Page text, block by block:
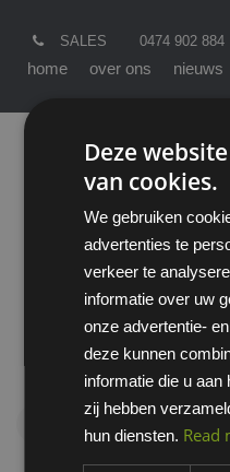
SALES 0474 902 884
home over ons nieuws
Producten All
Accessoires
Deze
van cookies.
We gebruiken
advertenties te
verkeer te
informatie over uw
onze advertentie-
deze kunnen
informatie die u aan
zij hebben
hun diensten. Read